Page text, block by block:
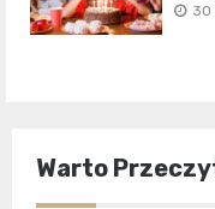
30
Warto